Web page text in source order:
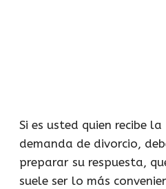
Si es usted quien recibe la
demanda de divorcio,
preparar su respuesta,
suele ser lo más